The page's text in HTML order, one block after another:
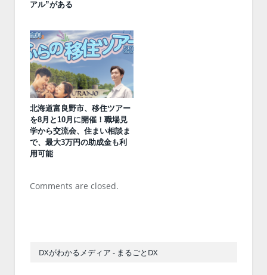
アル”がある
北海道富良野市、移住ツアー
を8月と10月に開催！職場見
学から交流会、住まい相談ま
で、最大3万円の助成金も利
用可能
Comments are closed.
DXがわかるメディア - まるごとDX